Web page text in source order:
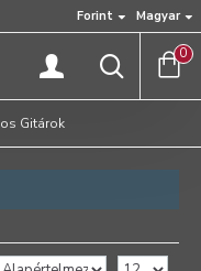
Forint Magyar
0
Gitárok